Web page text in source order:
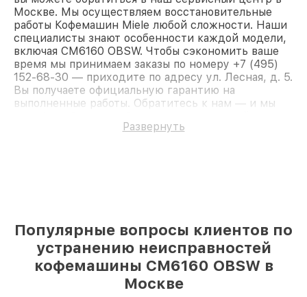
Москве. Мы осуществляем восстановительные
работы Кофемашин Miele любой сложности. Наши
специалисты знают особенности каждой модели,
включая CM6160 OBSW. Чтобы сэкономить ваше
время мы принимаем заказы по номеру +7 (495)
152-68-30 — приходите по адресу ул. Лесная, д. 5.
Вы получаете официальную гарантию на
выполненные работы. Обратитесь к нам — и мы
Развернуть
Популярные вопросы клиентов по
устранению неисправностей
кофемашины CM6160 OBSW в
Москве